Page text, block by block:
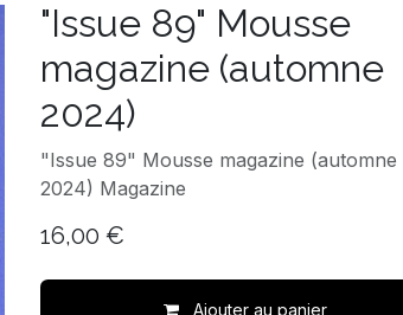
"Issue 89" Mousse
magazine (automne
2024)
"Issue 89" Mousse magazine (automne
2024) Magazine
16,00 €
Ajouter au panier